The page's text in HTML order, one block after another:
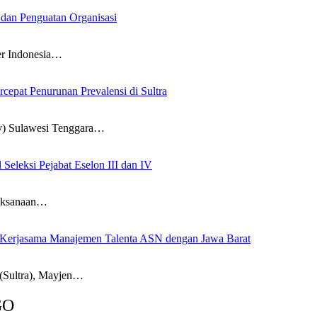
Penguatan Organisasi
Indonesia…
Penurunan Prevalensi di Sultra
Sulawesi Tenggara…
Pejabat Eselon III dan IV
Manajemen Talenta ASN dengan Jawa Barat
Mayjen…